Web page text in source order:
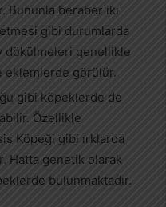
Bununla beraber iki
gibi durumlarda
dökülmeleri genellikle
eklemlerde görülür.
gibi köpeklerde de
Özellikle
Köpeği gibi ırklarda
Hatta genetik olarak
bulunmaktadır.